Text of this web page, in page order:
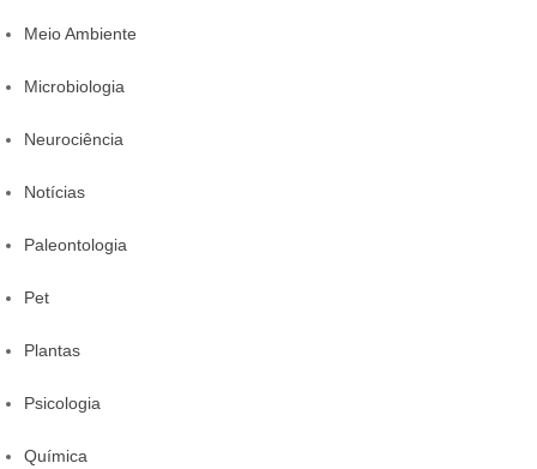
Meio Ambiente
Microbiologia
Neurociência
Notícias
Paleontologia
Pet
Plantas
Psicologia
Química